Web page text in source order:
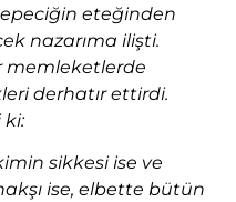
eteğinden
nazarıma ilişti.
memleketlerde
derhatır ettirdi.
ki:
sikkesi ise ve
ise, elbette bütün